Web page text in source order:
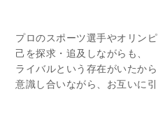
プロのスポーツ選手やオリン
己を探求・追及しながらも、
ライバルという存在がいたから
意識し合いながら、お互いに